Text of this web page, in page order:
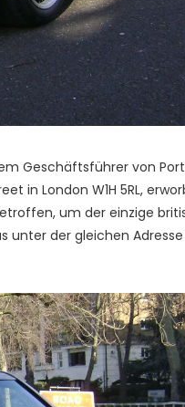
Geschäftsführer von
in London W1H 5RL,
um der einzige
unter der gleichen